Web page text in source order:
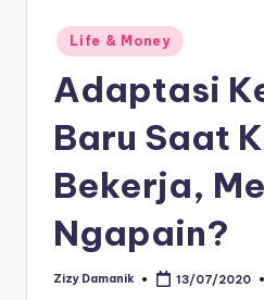
Posted
in
Life & Money
Adaptasi
Baru Saat
Bekerja,
Ngapain?
Posted
Zizy Damanik 13/07/2020